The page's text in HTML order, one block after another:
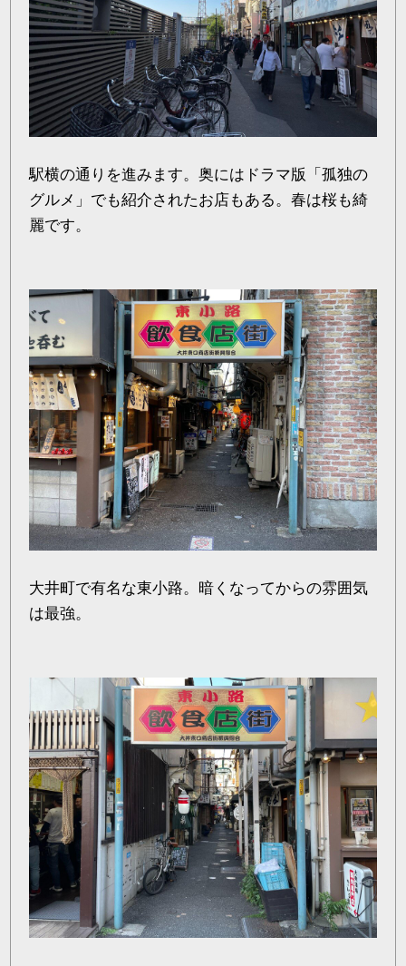
駅横の通りを進みます。奥にはドラマ版「孤独の
グルメ」でも紹介されたお店もある。春は桜も綺
麗です。
大井町で有名な東小路。暗くなってからの雰囲気
は最強。